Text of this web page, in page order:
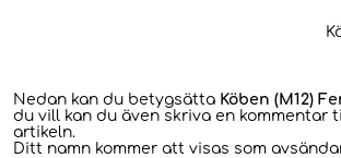
Nedan kan du betygsätta Köben (M12)
du vill kan du även skriva en
artikeln.
Ditt namn kommer att visas som